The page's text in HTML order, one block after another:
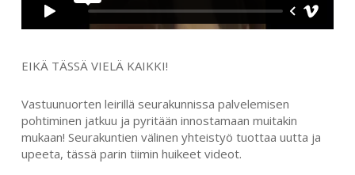
EIKÄ TÄSSÄ VIELÄ KAIKKI!
Vastuunuorten leirillä seurakunnissa palvelemisen
pohtiminen jatkuu ja pyritään innostamaan muitakin
mukaan! Seurakuntien välinen yhteistyö tuottaa uutta ja
upeeta, tässä parin tiimin huikeet videot.